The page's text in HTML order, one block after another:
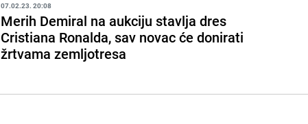
07.02.23. 20:08
Merih Demiral na aukciju stavlja dres
Cristiana Ronalda, sav novac će donirati
žrtvama zemljotresa